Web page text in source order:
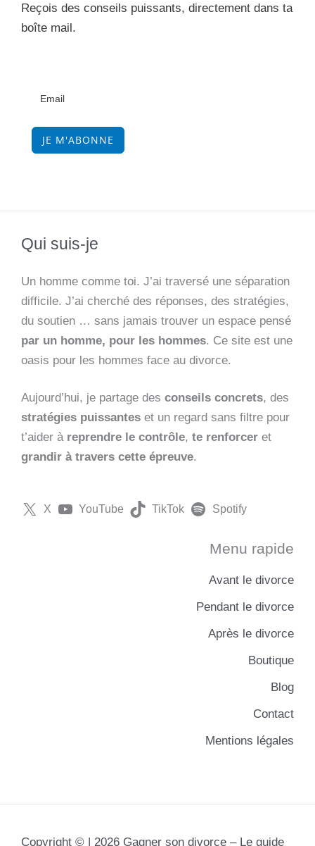
Reçois des conseils puissants, directement dans ta
boîte mail.
JE M'ABONNE
Qui suis-je
Un homme comme toi. J’ai traversé une séparation
difficile. J’ai cherché des réponses, des stratégies,
du soutien … sans jamais trouver un espace pensé
par un homme, pour les hommes. Ce site est une
oasis pour les hommes face au divorce.
Aujourd’hui, je partage des conseils concrets, des
stratégies puissantes et un regard sans filtre pour
t’aider à reprendre le contrôle, te renforcer et
grandir à travers cette épreuve.
X YouTube TikTok Spotify
Menu rapide
Avant le divorce
Pendant le divorce
Après le divorce
Boutique
Blog
Contact
Mentions légales
Copyright © | 2026 Gagner son divorce – Le guide